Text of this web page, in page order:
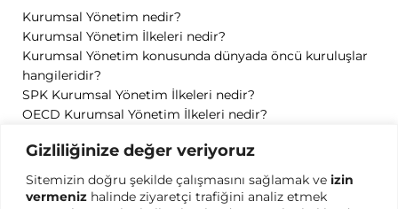
Gizliliğinize değer veriyoruz
Sitemizin doğru şekilde çalışmasını sağlamak ve izin
vermeniz halinde ziyaretçi trafiğini analiz etmek
Kurumsal Yönetim nedir?
Kurumsal Yönetim İlkeleri nedir?
Kurumsal Yönetim konusunda dünyada öncü kuruluşlar
hangileridir?
SPK Kurumsal Yönetim İlkeleri nedir?
OECD Kurumsal Yönetim İlkeleri nedir?
GİZLİLİK
Gizlilik Politikası
Kullanım Koşulları